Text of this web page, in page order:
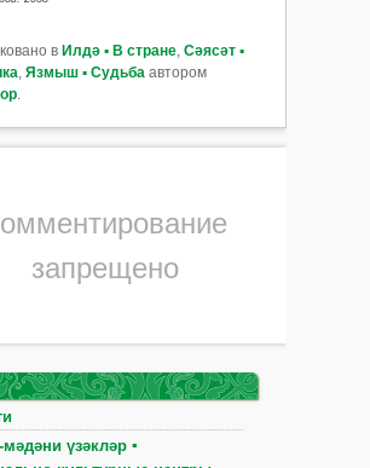
в Илдә ▪ В стране, Сәясәт ▪
, Язмыш ▪ Судьбаавтором
.
запрещено
үзәкләр ▪